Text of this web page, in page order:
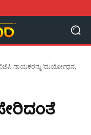
ನಾಯಕರನ್ನು ‘ದುರ್ಯೋಧನ,